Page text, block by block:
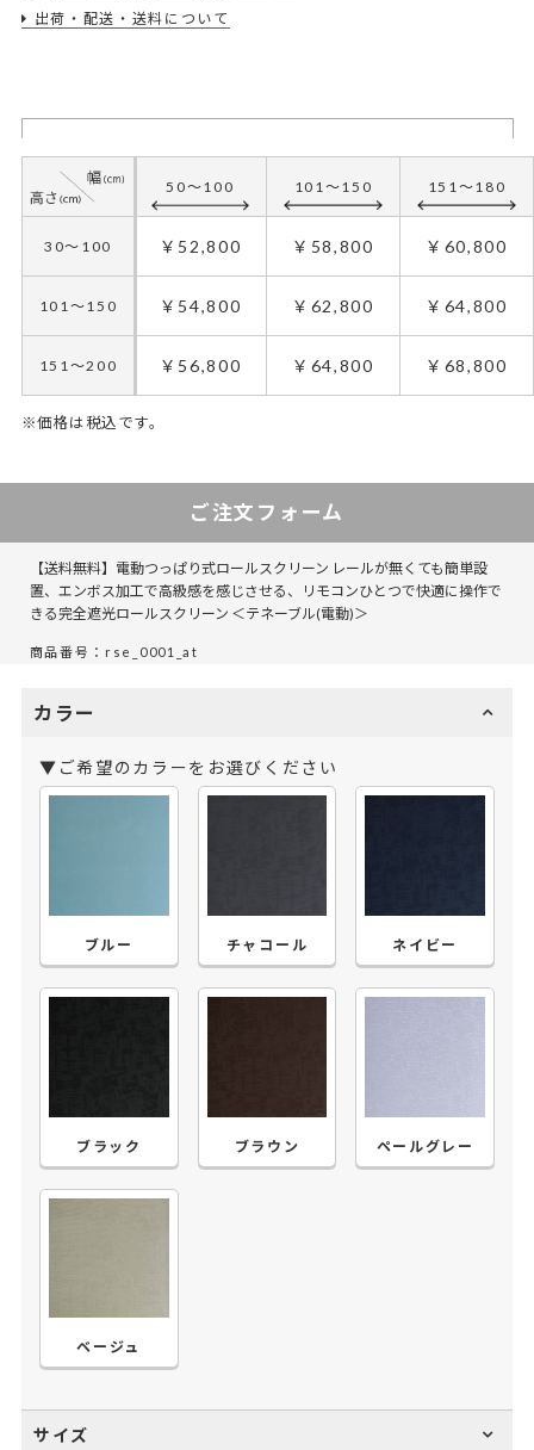
出荷・配送・送料について
50～100 101～150 151～180
30～100 ￥52,800 ￥58,800 ￥60,800
101～150 ￥54,800 ￥62,800 ￥64,800
151～200 ￥56,800 ￥64,800 ￥68,800
※価格は税込です。
ご注文フォーム
【送料無料】電動つっぱり式ロールスクリーン レールが無くても簡単設
置、エンボス加工で高級感を感じさせる、リモコンひとつで快適に操作で
きる完全遮光ロールスクリーン ＜テネーブル(電動)＞
商品番号：rse_0001_at
カラー
▼ご希望のカラーをお選びください
ブルー チャコール ネイビー
ブラック ブラウン ペールグレー
ベージュ
サイズ